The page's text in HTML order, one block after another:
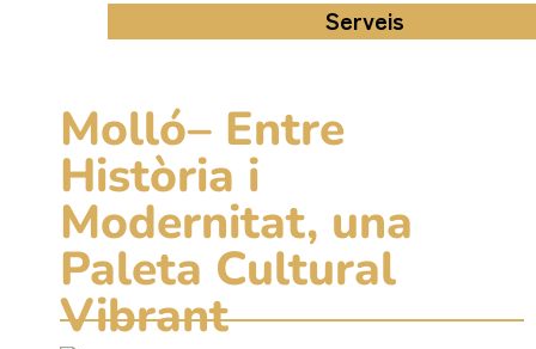
Serveis
Molló– Entre
Història i
Modernitat, una
Paleta Cultural
Vibrant